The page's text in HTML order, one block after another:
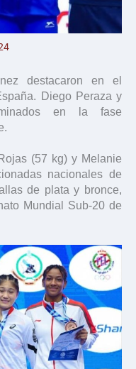
destacaron en el
Diego Peraza y
en la fase
(57 kg) y Melanie
nacionales de
de plata y bronce,
Mundial Sub-20 de